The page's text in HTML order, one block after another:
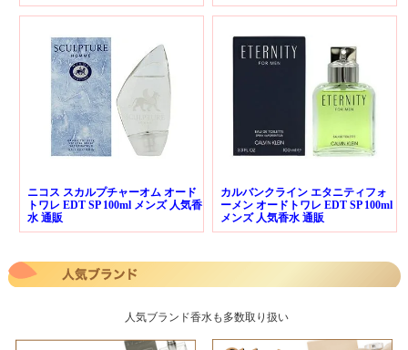
ニコス スカルプチャーオム オード
トワレ EDT SP 100ml メンズ 人気香
水 通販
カルバンクライン エタニティフォ
ーメン オードトワレ EDT SP 100ml
メンズ 人気香水 通販
人気ブランド香水も多数取り扱い